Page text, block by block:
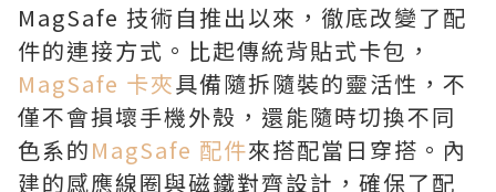
MagSafe 技術自推出以來，徹底改變了配
件的連接方式。比起傳統背貼式卡包，
MagSafe 卡夾具備隨拆隨裝的靈活性，不
僅不會損壞手機外殼，還能隨時切換不同
色系的MagSafe 配件來搭配當日穿搭。內
建的感應線圈與磁鐵對齊設計，確保了配